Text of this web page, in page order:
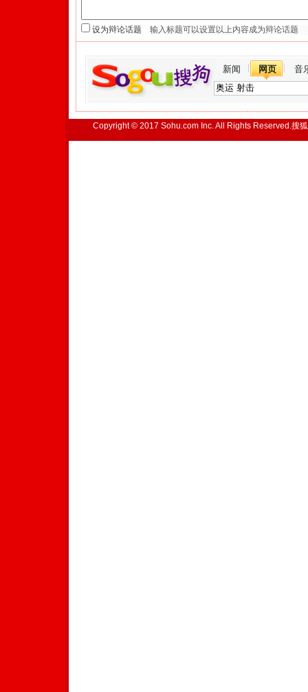
设为辩论话题
新闻 网页 音
Copyright © 2017 Sohu.com Inc. All Rights Reserved.搜